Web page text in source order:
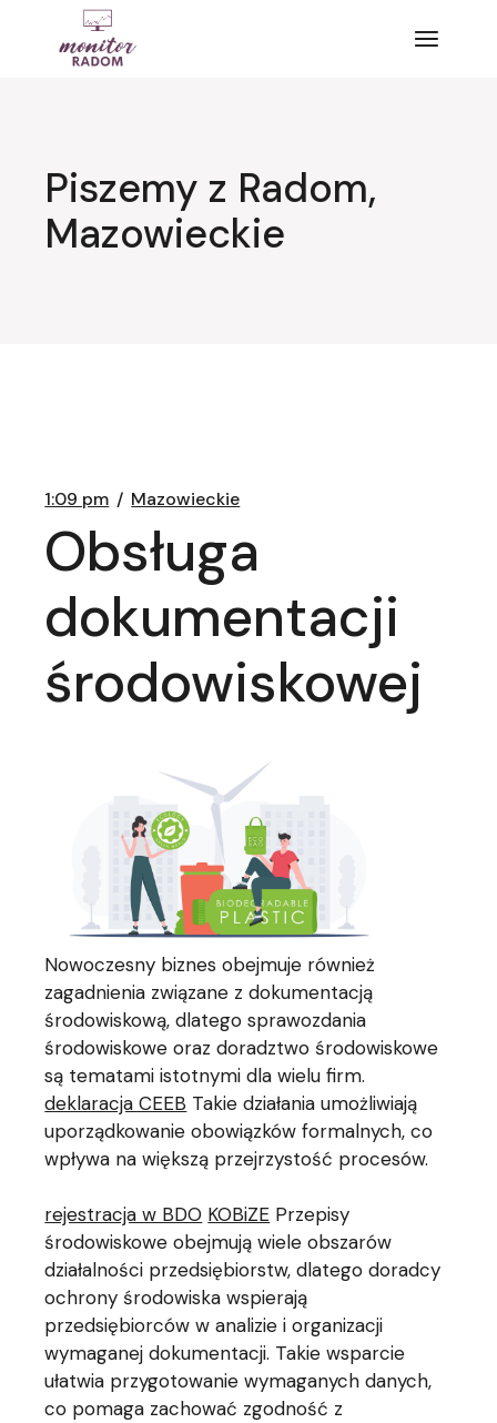
Piszemy z Radom,
Mazowieckie
1:09 pm Mazowieckie
Obsługa
dokumentacji
środowiskowej
Nowoczesny biznes obejmuje również
zagadnienia związane z dokumentacją
środowiskową, dlatego sprawozdania
środowiskowe oraz doradztwo środowiskowe
są tematami istotnymi dla wielu firm.
deklaracja CEEB Takie działania umożliwiają
uporządkowanie obowiązków formalnych, co
wpływa na większą przejrzystość procesów.
rejestracja w BDO KOBiZE Przepisy
środowiskowe obejmują wiele obszarów
działalności przedsiębiorstw, dlatego doradcy
ochrony środowiska wspierają
przedsiębiorców w analizie i organizacji
wymaganej dokumentacji. Takie wsparcie
ułatwia przygotowanie wymaganych danych,
co pomaga zachować zgodność z